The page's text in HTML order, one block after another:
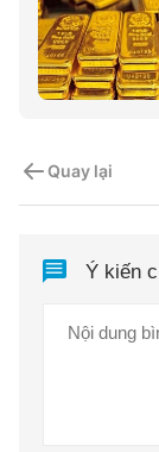
Quay lại
Ý kiến